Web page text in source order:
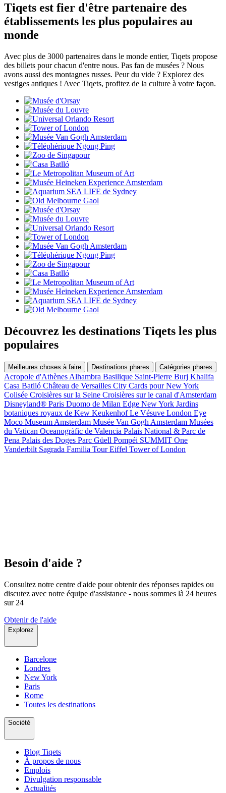
Tiqets est fier d'être partenaire des
établissements les plus populaires au
monde
Avec plus de 3000 partenaires dans le monde entier, Tiqets propose
des billets pour chacun d'entre nous. Pas fan de musées ? Nous
avons aussi des montagnes russes. Peur du vide ? Explorez des
vestiges antiques ! Avec Tiqets, profitez de la culture à votre façon.
Découvrez les destinations Tiqets les plus
populaires
Meilleures choses à faire Destinations phares Catégories phares
Acropole d'Athènes Alhambra Basilique Saint-Pierre Burj Khalifa
Casa Batlló Château de Versailles City Cards pour New York
Colisée Croisières sur la Seine Croisières sur le canal d'Amsterdam
Disneyland® Paris Duomo de Milan Edge New York Jardins
botaniques royaux de Kew KeukenhofLe Vésuve London Eye
Moco Museum Amsterdam Musée Van Gogh Amsterdam Musées
du Vatican Oceanogràfic de Valencia Palais National & Parc de
Pena Palais des Doges Parc Güell Pompéi SUMMIT One
Vanderbilt Sagrada Familia Tour Eiffel Tower of London
Besoin d'aide ?
Consultez notre centre d'aide pour obtenir des réponses rapides ou
discutez avec notre équipe d'assistance - nous sommes là 24 heures
sur 24
Obtenir de l'aide
Explorez
Barcelone
Londres
New York
Paris
Rome
Toutes les destinations
Société
Blog Tiqets
À propos de nous
Emplois
Divulgation responsable
Actualités